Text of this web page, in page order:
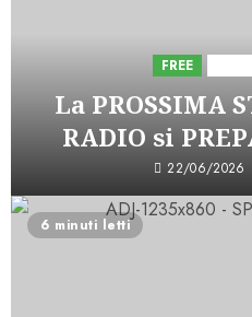
FREE
La PROSSIMA
RADIO si
22/06/2026
6 minuti letti